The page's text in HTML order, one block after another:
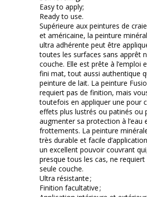
Easy to apply;
Ready to use.
Supérieure aux peintures de
et américaine, la peinture
ultra adhérente peut être
toutes les surfaces sans apprêt
couche. Elle est prête à l’emploi
fini mat, tout aussi authentique
peinture de lait. La peinture
requiert pas de finition, mais
toutefois en appliquer une pour
effets plus lustrés ou patinés ou
augmenter sa protection à l’eau
frottements. La peinture
très durable et facile
un excellent pouvoir couvrant
presque tous les cas, ne requiert
seule couche.
Ultra résistante ;
Finition facultative ;